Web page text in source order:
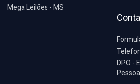
Mega Leilões - MS
DPO -